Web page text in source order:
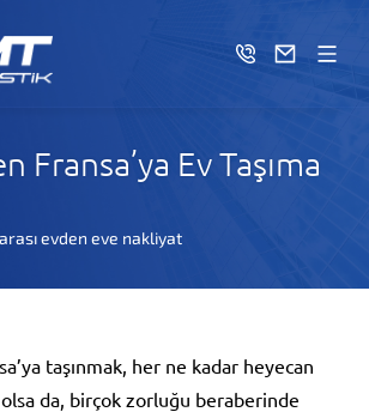
Fransa’ya Ev Taşıma
evden eve nakliyat
taşınmak, her ne kadar heyecan
da, birçok zorluğu beraberinde